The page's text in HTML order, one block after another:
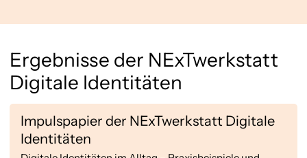
Ergebnisse der NExTwerkstatt
Digitale Identitäten
Impulspapier der NExTwerkstatt Digitale
Identitäten